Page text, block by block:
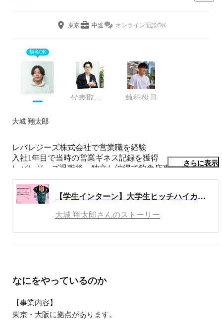
東京 中途 オンライン面談OK
指名OK
代表取締役 執行役員
大城 翔太郎
レバレジーズ株式会社で営業職を経験
入社1年目で当時の営業ギネス記録を獲得
レバレジーズ退職後、独立し沖縄で飲食店事業・不動産の
買取再販事業を開始
学生時代は
沖縄最大の学生団体 Movement 立ち上げ
さらに表示
【学生インターン】大学生ヒッチハイカーが出会った"営業"という仕事
大城 翔太郎さんのストーリー
なにをやっているのか
【事業内容】
東京・大阪に拠点があります。